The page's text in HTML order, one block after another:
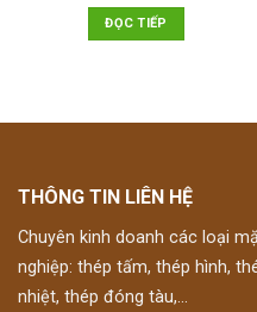
ĐỌC TIẾP
THÔNG TIN LIÊN HỆ
Chuyên kinh doanh các loại
nghiệp: thép tấm, thép hình,
nhiệt, thép đóng tàu,...